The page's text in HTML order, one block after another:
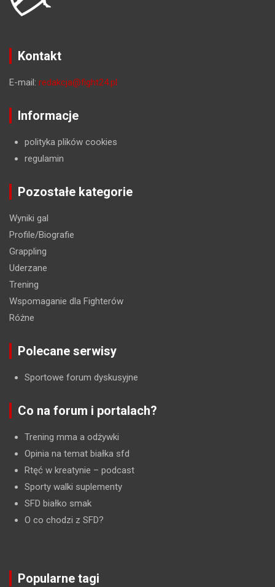
Kontakt
E-mail: redakcja@fight24.pl
Informacje
polityka plików cookies
regulamin
Pozostałe kategorie
Wyniki gal
Profile/Biografie
Grappling
Uderzane
Trening
Wspomaganie dla Fighterów
Różne
Polecane serwisy
Sportowe forum dyskusyjne
Co na forum i portalach?
Trening mma a odżywki
Opinia na temat białka sfd
Rtęć w kreatynie – podcast
Sporty walki suplementy
SFD białko smak
O co chodzi z SFD?
Popularne tagi